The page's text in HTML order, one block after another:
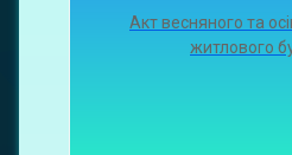
Акт весняного та
житлового